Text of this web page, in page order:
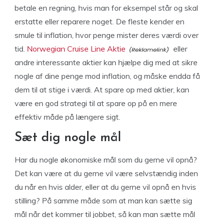
betale en regning, hvis man for eksempel står og skal
erstatte eller reparere noget. De fleste kender en
smule til inflation, hvor penge mister deres værdi over
tid. Norwegian Cruise Line Aktie
eller
andre interessante aktier kan hjælpe dig med at sikre
nogle af dine penge mod inflation, og måske endda få
dem til at stige i værdi. At spare op med aktier, kan
være en god strategi til at spare op på en mere
effektiv måde på længere sigt.
Sæt dig nogle mål
Har du nogle økonomiske mål som du gerne vil opnå?
Det kan være at du gerne vil være selvstændig inden
du når en hvis alder, eller at du gerne vil opnå en hvis
stilling? På samme måde som at man kan sætte sig
mål når det kommer til jobbet, så kan man sætte mål